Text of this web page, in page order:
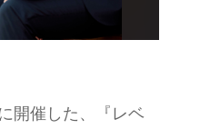
開催した、『レベ